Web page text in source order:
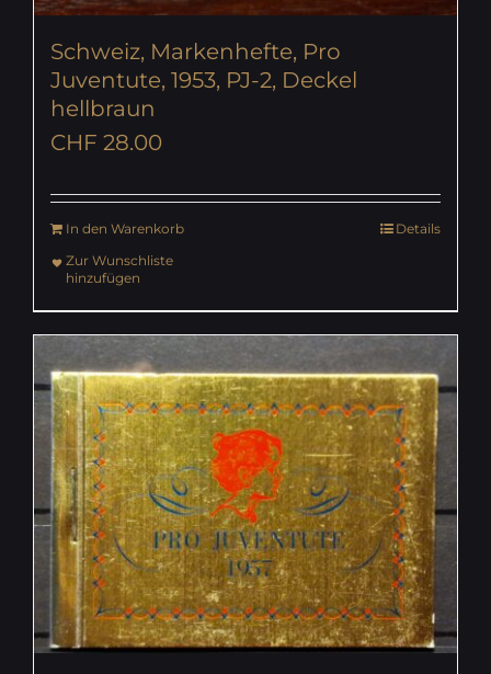
Schweiz, Markenhefte, Pro
Juventute, 1953, PJ-2, Deckel
hellbraun
CHF 28.00
In den Warenkorb
Details
Zur Wunschliste
hinzufügen